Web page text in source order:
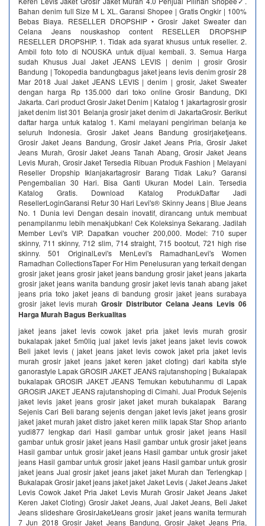
Bahan denim full Size M L XL. Garansi Shopee | Gratis Ongkir | 100%
Bebas Biaya. RESELLER DROPSHIP • Grosir Jaket Sweater dan
Celana Jeans nouskashop content RESELLER DROPSHIP
RESELLER DROPSHIP. 1. Tidak ada syarat khusus untuk reseller. 2.
Ambil foto foto di NOUSKA untuk dijual kembali. 3. Semua Harga
sudah Khusus Jual Jaket JEANS LEVIS | denim | grosir Grosir
Bandung | Tokopedia bandungbagus jaket jeans levis denim grosir 28
Mar 2018 Jual Jaket JEANS LEVIS | denim | grosir, Jaket Sweater
dengan harga Rp 135.000 dari toko online Grosir Bandung, DKI
Jakarta. Cari product Grosir Jaket Denim | Katalog 1 jakartagrosir grosir
jaket denim list 301 Belanja grosir jaket denim di JakartaGrosir. Berikut
daftar harga untuk katalog 1. Kami melayani pengiriman belanja ke
seluruh Indonesia. Grosir Jaket Jeans Bandung grosirjaketjeans.
Grosir Jaket Jeans Bandung, Grosir Jaket Jeans Pria, Grosir Jaket
Jeans Murah, Grosir Jaket Jeans Tanah Abang, Grosir Jaket Jeans
Levis Murah, Grosir Jaket Tersedia Ribuan Produk Fashion | Melayani
Reseller Dropship‎ Iklanjakartagrosir Barang Tidak Laku? Garansi
Pengembalian 30 Hari. Bisa Ganti Ukuran Model Lain. Tersedia
Katalog Gratis. Download Katalog ProdukDaftar Jadi
ResellerLoginGaransi Retur 30 Hari Levi's® Skinny Jeans | Blue Jeans
No. 1 Dunia‎ levi Dengan desain inovatif, dirancang untuk membuat
penampilanmu lebih menakjubkan! Cek Koleksinya Sekarang. Jadilah
Member Levi's VIP. Dapatkan voucher 200,000. Model: 710 super
skinny, 711 skinny, 712 slim, 714 straight, 715 bootcut, 721 high rise
skinny. 501 OriginalLevi's MenLevi's RamadhanLevi's Women
Ramadhan CollectionsTaper For Him Penelusuran yang terkait dengan
grosir jaket jeans grosir jaket jeans bandung grosir jaket jeans jakarta
grosir jaket jeans wanita bandung grosir jaket levis tanah abang jaket
jeans pria toko jaket jeans di bandung grosir jaket jeans surabaya
grosir jaket levis murahGrosir Distributor Celana Jeans Levis 06
Harga Murah Bagus Berkualitas
jaket jeans jaket levis cowok jaket pria jaket levis murah grosir
bukalapak jaket 5m0liq jual jaket levis jaket jeans jaket levis cowok
Beli jaket levis ( jaket jeans jaket levis cowok jaket pria jaket levis
murah grosir jaket jeans jaket keren jaket cloting) dari kabita style
ganorastyle Lapak GROSIR JAKET JEANS rajutanshoping | Bukalapak
bukalapak GROSIR JAKET JEANS Temukan kebutuhanmu di Lapak
GROSIR JAKET JEANS rajutanshoping di Cimahi. Jual Produk Sejenis
jaket levis jaket jeans grosir jaket jaket murah bukalapak Barang
Sejenis Cari Beli barang sejenis dengan jaket levis jaket jeans grosir
jaket jaket murah jaket distro jaket keren milik lapak Star Shop arianto
yudi877 lengkap dari Hasil gambar untuk grosir jaket jeans Hasil
gambar untuk grosir jaket jeans Hasil gambar untuk grosir jaket jeans
Hasil gambar untuk grosir jaket jeans Hasil gambar untuk grosir jaket
jeans Hasil gambar untuk grosir jaket jeans Hasil gambar untuk grosir
jaket jeans Jual grosir jaket jeans jaket jaket Murah dan Terlengkap |
Bukalapak Grosir jaket jeans jaket jaket Jaket Levis ( Jaket Jeans Jaket
Levis Cowok Jaket Pria Jaket Levis Murah Grosir Jaket Jeans Jaket
Keren Jaket Cloting) Grosir Jaket Jeans, Jual Jaket Jeans, Beli Jaket
Jeans slideshare GrosirJaketJeans grosir jaket jeans wanita termurah
7 Jun 2018 Grosir Jaket Jeans Bandung, Grosir Jaket Jeans Pria,